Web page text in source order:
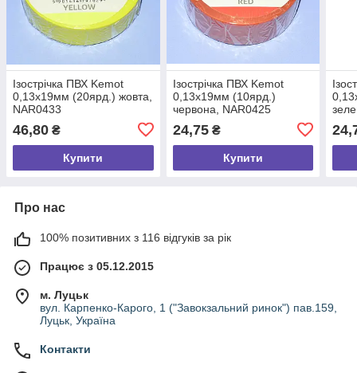
Ізострічка ПВХ Kemot
0,13x19мм (20ярд.) жовта,
NAR0433
46,80 ₴
Купити
Ізострічка ПВХ Kemot
0,13x19мм (10ярд.)
червона, NAR0425
24,75₴
Купити
Про нас
100% позитивних з 116 відгуків за рік
Працює з 05.12.2015
м. Луцьк
вул. Карпенко-Карого, 1 ("Завокзальний ринок") пав.159,
Луцьк, Україна
Контакти